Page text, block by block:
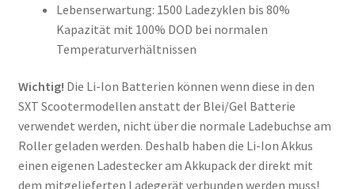
Lebenserwartung: 1500 Ladezyklen bis 80%
Kapazität mit 100% DOD bei normalen
Temperaturverhältnissen
Wichtig! Die Li-Ion Batterien können wenn diese in den
SXT Scootermodellen anstatt der Blei/Gel Batterie
verwendet werden, nicht über die normale Ladebuchse am
Roller geladen werden. Deshalb haben die Li-Ion Akkus
einen eigenen Ladestecker am Akkupack der direkt mit
dem mitgelieferten Ladegerät verbunden werden muss!